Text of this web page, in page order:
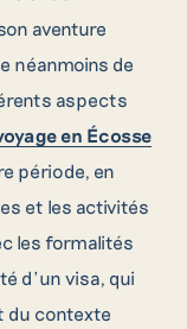
aventure
néanmoins de
aspects
en Écosse
période, en
et les activités
les formalités
d’un visa, qui
du contexte